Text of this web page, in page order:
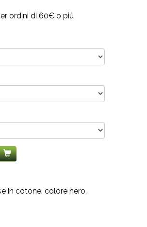
ordini di 60€ o più
in cotone, colore nero.